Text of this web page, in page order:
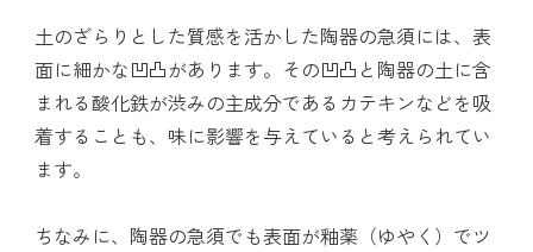
土のざらりとした質感を活かした陶器の急須には、表
面に細かな凹凸があります。その凹凸と陶器の土に含
まれる酸化鉄が渋みの主成分であるカテキンなどを吸
着することも、味に影響を与えていると考えられてい
ます。
ちなみに、陶器の急須でも表面が釉薬（ゆやく）でツ